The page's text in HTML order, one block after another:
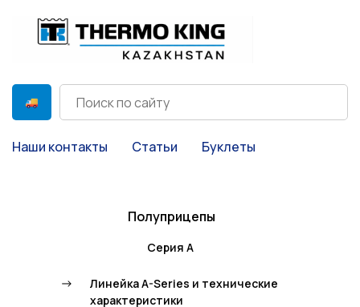
Наши контакты Статьи Буклеты
->
Полуприцепы
Серия А
Линейка A-Series и технические
характеристики